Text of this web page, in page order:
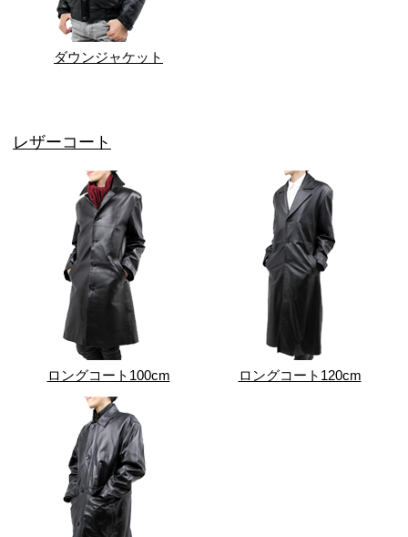
ダウンジャケット
レザーコート
ロングコート100cm ロングコート120cm